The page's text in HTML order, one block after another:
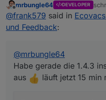
aus
läuft jetzt
als warn im Log.
Status und Feedback
Ich nehme mal
Funktion "Auto-
Offline
mrbungle64 DEVELOPER
@frank579 said in
und Feedback:
@mrbungle64
Habe gerade die 1.4.3
aus
läuft jetzt 15 min